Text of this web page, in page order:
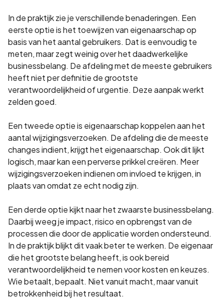
In de praktijk zie je verschillende benaderingen. Een
eerste optie is het toewijzen van eigenaarschap op
basis van het aantal gebruikers. Dat is eenvoudig te
meten, maar zegt weinig over het daadwerkelijke
businessbelang. De afdeling met de meeste gebruikers
heeft niet per definitie de grootste
verantwoordelijkheid of urgentie. Deze aanpak werkt
zelden goed.
Een tweede optie is eigenaarschap koppelen aan het
aantal wijzigingsverzoeken. De afdeling die de meeste
changes indient, krijgt het eigenaarschap. Ook dit lijkt
logisch, maar kan een perverse prikkel creëren. Meer
wijzigingsverzoeken indienen om invloed te krijgen, in
plaats van omdat ze echt nodig zijn.
Een derde optie kijkt naar het zwaarste businessbelang.
Daarbij weeg je impact, risico en opbrengst van de
processen die door de applicatie worden ondersteund.
In de praktijk blijkt dit vaak beter te werken. De eigenaar
die het grootste belang heeft, is ook bereid
verantwoordelijkheid te nemen voor kosten en keuzes.
Wie betaalt, bepaalt. Niet vanuit macht, maar vanuit
betrokkenheid bij het resultaat.